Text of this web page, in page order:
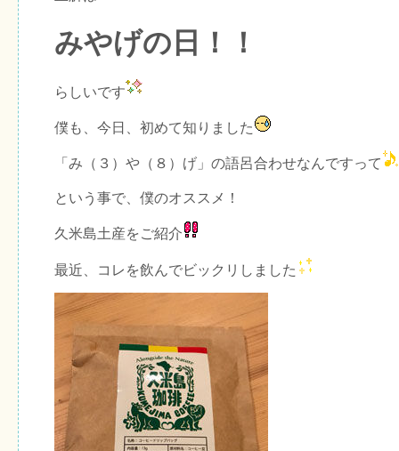
みやげの日！！
らしいです
僕も、今日、初めて知りました
「み（３）や（８）げ」の語呂合わせなんですって
という事で、僕のオススメ！
久米島土産をご紹介
最近、コレを飲んでビックリしました